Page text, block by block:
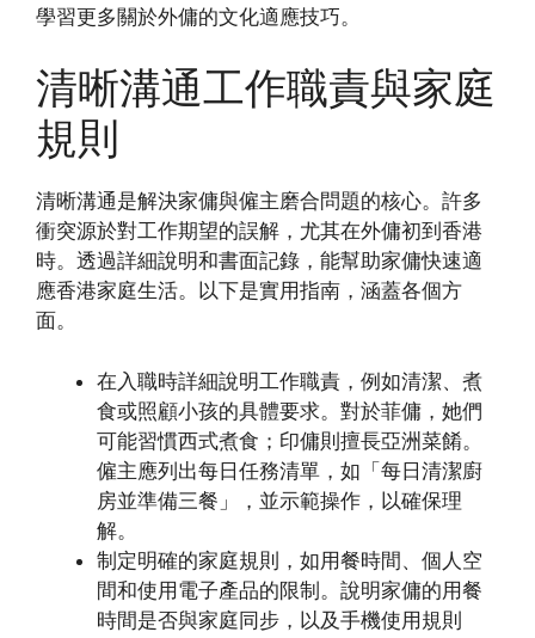
學習更多關於外傭的文化適應技巧。
清晰溝通工作職責與家庭
規則
清晰溝通是解決家傭與僱主磨合問題的核心。許多
衝突源於對工作期望的誤解，尤其在外傭初到香港
時。透過詳細說明和書面記錄，能幫助家傭快速適
應香港家庭生活。以下是實用指南，涵蓋各個方
面。
在入職時詳細說明工作職責，例如清潔、煮
食或照顧小孩的具體要求。對於菲傭，她們
可能習慣西式煮食；印傭則擅長亞洲菜餚。
僱主應列出每日任務清單，如「每日清潔廚
房並準備三餐」，並示範操作，以確保理
解。
制定明確的家庭規則，如用餐時間、個人空
間和使用電子產品的限制。說明家傭的用餐
時間是否與家庭同步，以及手機使用規則